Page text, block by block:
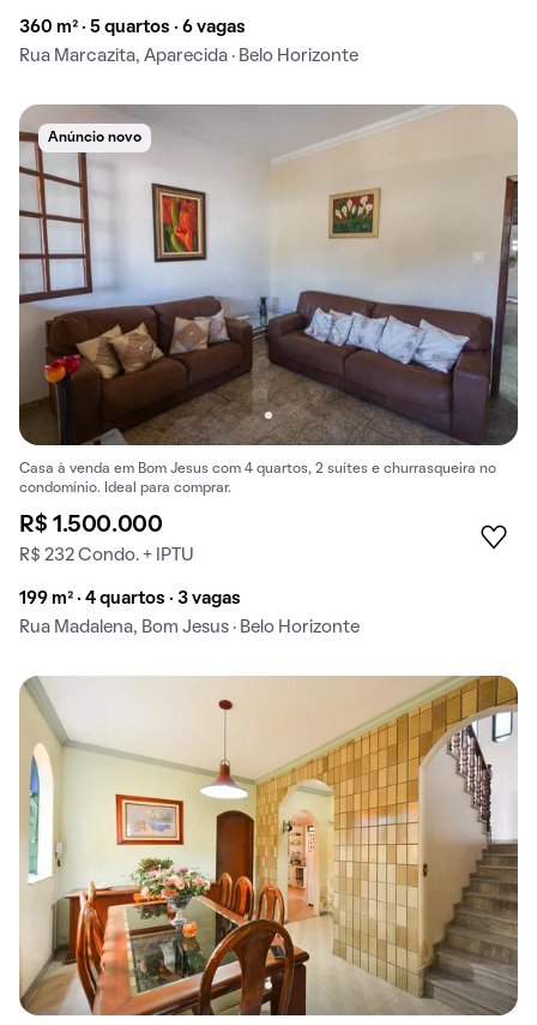
360 m² · 5 quartos · 6 vagas
Rua Marcazita, Aparecida · Belo Horizonte
Anúncio novo
Casa à venda em Bom Jesus com 4 quartos, 2 suítes e churrasqueira no
condomínio. Ideal para comprar.
R$ 1.500.000
R$ 232 Condo. + IPTU
199 m² · 4 quartos · 3 vagas
Rua Madalena, Bom Jesus · Belo Horizonte